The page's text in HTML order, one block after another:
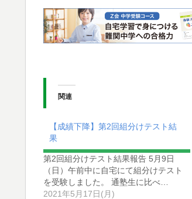
関連
【成績下降】第2回組分けテスト結
果
第2回組分けテスト結果報告 5月9日
（日）午前中に自宅にて組分けテスト
を受験しました。 通塾生に比べ…
2021年5月17日(月)